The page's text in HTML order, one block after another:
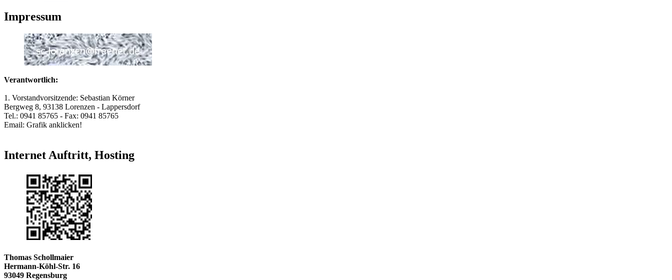
Impressum
Verantwortlich:
1. Vorstandvorsitzende: Sebastian Körner
Bergweg 8, 93138 Lorenzen - Lappersdorf
Tel.: 0941 85765 - Fax: 0941 85765
Email: Grafik anklicken!
Internet Auftritt, Hosting
Thomas Schollmaier
Hermann-Köhl-Str. 16
93049 Regensburg